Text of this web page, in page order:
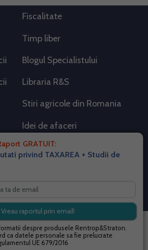
GRATUIT:
privind TAXAREA + Studii de
despre produsele Rentrop&Straton.
ca datele personale sa fie prelucrate
UE 679/2016
Fiscalitate
Timp liber
Blogul Specialistului
Libraria R&S
Stiri agricole din Romania
Idei de afaceri
Contact
Toate drepturile rezervate.